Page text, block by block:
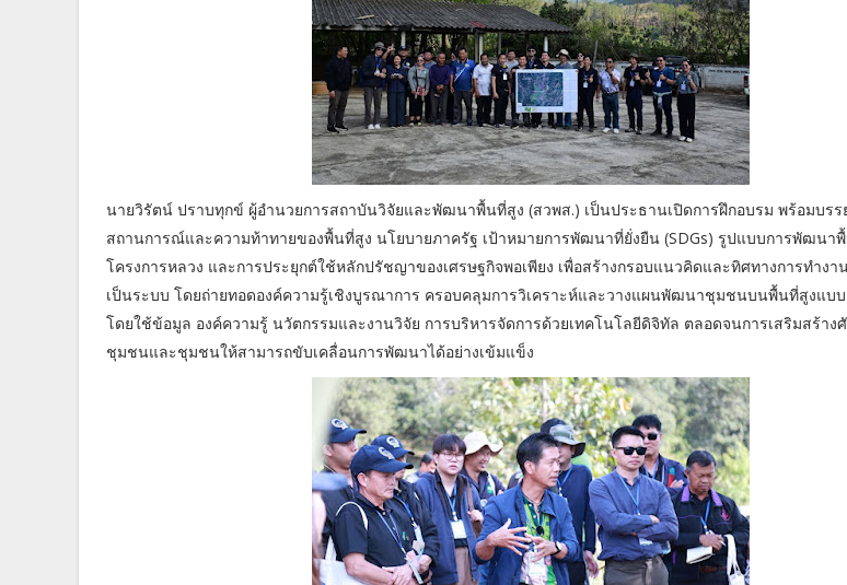
นายวิรัตน์ ปราบทุกข์ ผู้อำนวยการสถาบันวิจัยและพัฒนาพื้นที่สูง (สวพส.) เป็นประธานเปิดการฝึกอบรม พร้อมบรร
สถานการณ์และความท้าทายของพื้นที่สูง นโยบายภาครัฐ เป้าหมายการพัฒนาที่ยั่งยืน (SDGs) รูปแบบการพัฒนา
โครงการหลวง และการประยุกต์ใช้หลักปรัชญาของเศรษฐกิจพอเพียง เพื่อสร้างกรอบแนวคิดและทิศทางการทำงา
เป็นระบบ โดยถ่ายทอดองค์ความรู้เชิงบูรณาการ ครอบคลุมการวิเคราะห์และวางแผนพัฒนาชุมชนบนพื้นที่สูงแบบ
โดยใช้ข้อมูล องค์ความรู้ นวัตกรรมและงานวิจัย การบริหารจัดการด้วยเทคโนโลยีดิจิทัล ตลอดจนการเสริมสร้าง
ชุมชนและชุมชนให้สามารถขับเคลื่อนการพัฒนาได้อย่างเข้มแข็ง